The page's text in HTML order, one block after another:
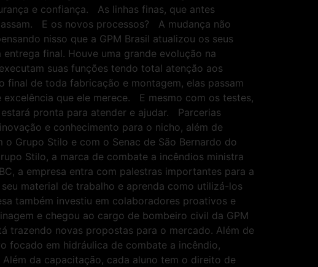
e confiança. As linhas finas, que antes
E os novos processos? A mudança não
nisso que a GPM Brasil atualizou os seus
final. Houve uma grande evolução na
suas funções tendo total atenção aos
de toda fabricação e montagem, elas passam
que ele merece. E mesmo com os testes,
pronta para atender e ajudar. Parcerias
e conhecimento para o nicho, além de
Grupo Stilo e com o Senac de São Bernardo do
Stilo, a marca de combate a incêndios ministra
a empresa entra com palestras importantes para a
material de trabalho e aprenda como utilizá-los
também investiu em colaboradores proativos e
e chegou ao cargo de bombeiro civil da GPM
novas propostas para o mercado. Além de
focado em hidráulica de combate a incêndio,
da capacitação, cada aluno tem o direito de